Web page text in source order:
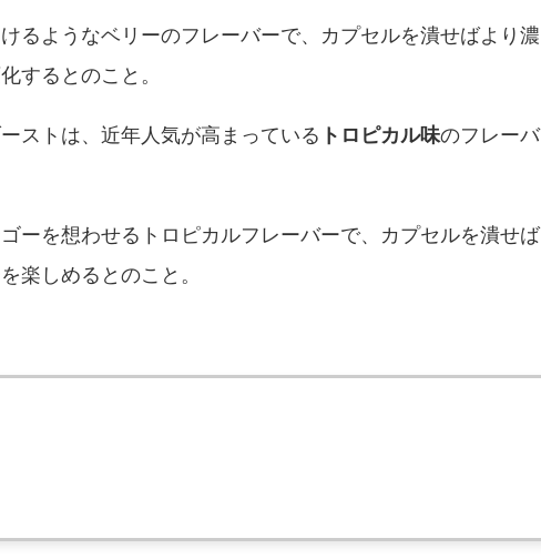
るようなベリーのフレーバーで、カプセルを潰せばより濃
するとのこと。
ストは、近年人気が高まっている トロピカル味のフレーバ
ーを想わせるトロピカルフレーバーで、カプセルを潰せば
楽しめるとのこと。